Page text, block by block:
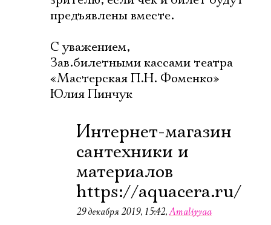
предъявлены вместе.
С уважением,
Зав.билетными кассами театра
«Мастерская П.Н. Фоменко»
Юлия Пинчук
Интернет-магазин
сантехники и
материалов
https://aquacera.ru/
29 декабря 2019, 15:42,Amaliyyaa